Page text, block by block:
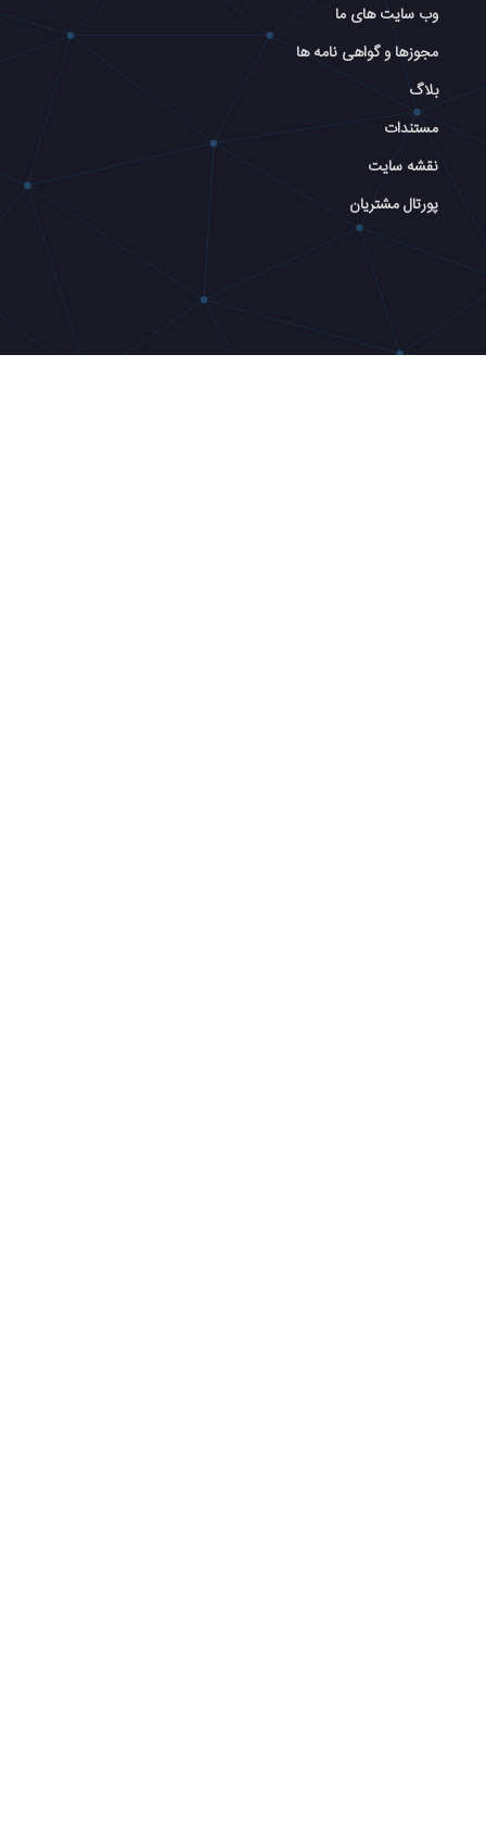
وب سایت های ما
مجوزها و گواهی نامه ها
بلاگ
مستندات
نقشه سایت
پورتال مشتریان